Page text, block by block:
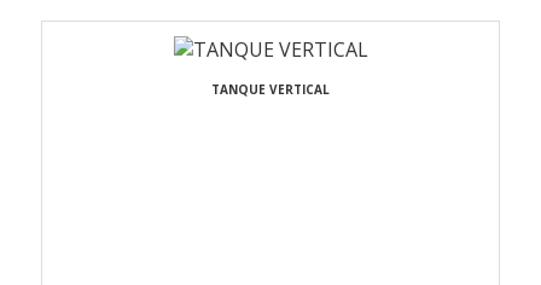
TANQUE VERTICAL